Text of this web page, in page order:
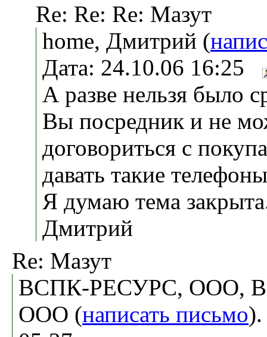
Re: Re: Re: Мазут
home, Дмитрий (
Дата: 24.10.06 16:25
А разве нельзя было
Вы посредник и не
договориться с
давать такие
Я думаю тема
Дмитрий
Re: Мазут
ВСПК-РЕСУРС, ООО,
ООО (написать письмо